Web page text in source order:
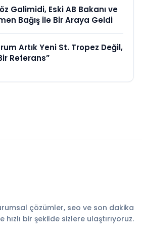
Galimidi, Eski AB Bakanı ve
Bağış ile Bir Araya Geldi
Artık Yeni St. Tropez Değil,
Referans”
çözümler, seo ve son dakika
bir şekilde sizlere ulaştırıyoruz.